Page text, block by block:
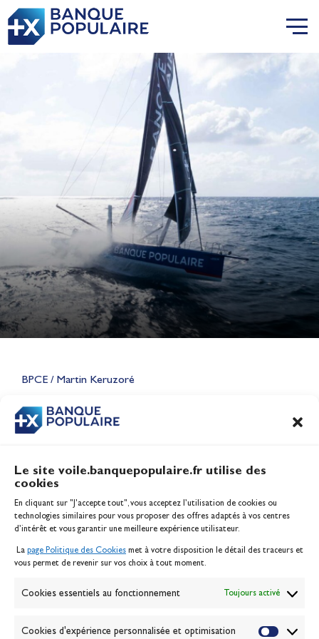
Le site voile.banquepopulaire.fr utilise des
cookies
En cliquant sur "J'accepte tout", vous acceptez l’utilisation de cookies ou
technologies similaires pour vous proposer des offres adaptés à vos centres
d’intérêt et vous garantir une meilleure expérience utilisateur.
La page Politique des Cookies met à votre disposition le détail des traceurs et
vous permet de revenir sur vos choix à tout moment.
Cookies essentiels au fonctionnement Toujours activé
Cookies d'expérience personnalisée et optimisation
BPCE / Martin Keruzoré
CONTENU
Lauriane Nolot en or à Long
Jeux Olympiques 2028
Inscription serveur média
Contact
Politique des cookies
Banque de la voile
Passion Voile TV